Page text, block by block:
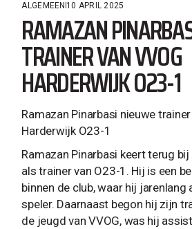
ALGEMEEN 10 APRIL 2025
RAMAZAN
TRAINER VAN VVOG
HARDERWIJK O23-1
Ramazan Pinarbasi nieuwe
Harderwijk O23-1
Ramazan Pinarbasi keert terug
als trainer van O23-1. Hij is een
binnen de club, waar hij
speler. Daarnaast begon hij zijn
de jeugd van VVOG, was hij